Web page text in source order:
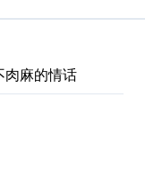
肉麻的情话